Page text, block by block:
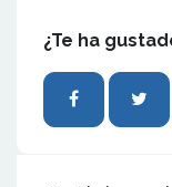
¿Te ha